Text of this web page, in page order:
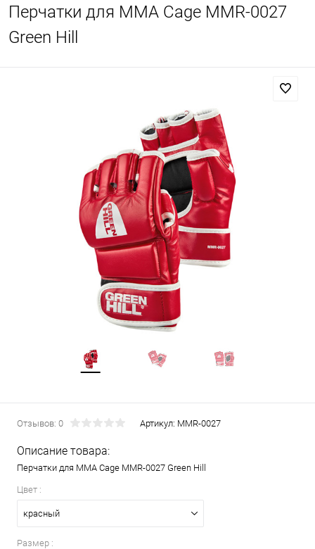
Перчатки для MMA Cage MMR-0027
Green Hill
Отзывов: 0 Артикул: MMR-0027
Описание товара:
Перчатки для MMA Cage MMR-0027 Green Hill
Цвет :
красный
Размер :